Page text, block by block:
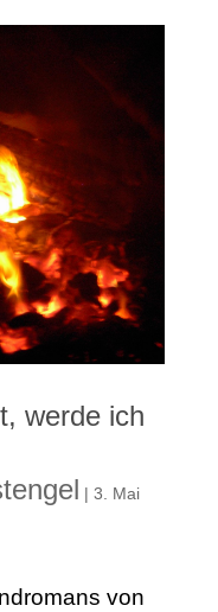
werde ich
| 3. Mai
von